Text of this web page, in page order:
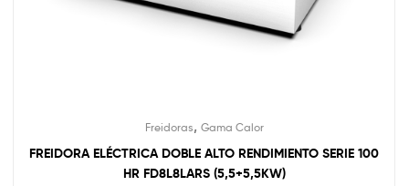
Freidoras, Gama Calor
FREIDORA ELÉCTRICA DOBLE ALTO RENDIMIENTO SERIE 100
HR FD8L8LARS (5,5+5,5KW)